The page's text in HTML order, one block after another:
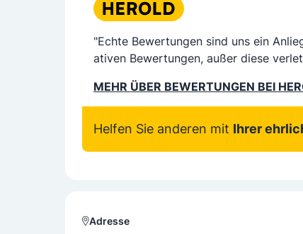
"Echte Bewertungen sind uns ein
ativen Bewertungen, außer diese
MEHR ÜBER BEWERTUNGEN BEI
Helfen Sie anderen mit Ihrer
Adresse